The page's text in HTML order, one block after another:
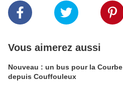
Vous aimerez aussi
Nouveau : un bus pour la Courbe
depuis Couffouleux